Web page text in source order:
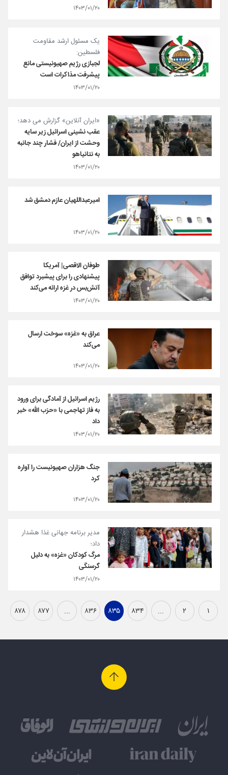
۱۴۰۳/۰۱/۲۰
یک مسئول ارشد مقاومت
فلسطین:
لجبازی رژیم صهیونیستی مانع
پیشرفت مذاکرات است
۱۴۰۳/۰۱/۲۰
«ایران آنلاین» گزارش می دهد؛
عقب نشینی اسرائیل زیر سایه
وحشت از ایران/ فشار چند جانبه
به نتانیاهو
۱۴۰۳/۰۱/۲۰
امیرعبداللهیان عازم دمشق شد
۱۴۰۳/۰۱/۲۰
طوفان الاقصی| آمریکا
پیشنهادی را برای پیشبرد توافق
آتش‌بس در غزه ارائه می‌کند
۱۴۰۳/۰۱/۲۰
عراق به «غزه» سوخت ارسال
می‌کند
۱۴۰۳/۰۱/۲۰
رژیم اسرائیل از آمادگی برای ورود
به فاز تهاجمی با «حزب الله» خبر
داد
۱۴۰۳/۰۱/۲۰
جنگ هزاران صهیونیست را آواره
کرد
۱۴۰۳/۰۱/۲۰
مدیر برنامه جهانی غذا هشدار
داد؛
مرگ کودکان «غزه» به دلیل
گرسنگی
۱۴۰۳/۰۱/۲۰
۱ ۲ ... ۸۳۴ ۸۳۵ ۸۳۶ ... ۸۷۷ ۸۷۸